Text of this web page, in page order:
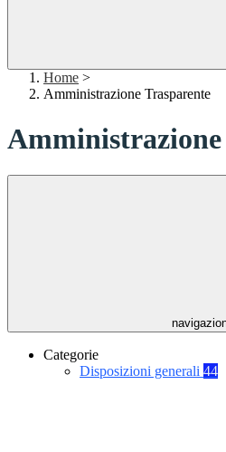
Home >
Amministrazione Trasparente
Categorie
Disposizioni generali 44